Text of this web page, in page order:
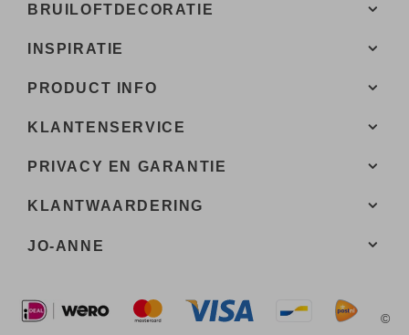
BRUILOFTDECORATIE
INSPIRATIE
PRODUCT INFO
KLANTENSERVICE
PRIVACY EN GARANTIE
KLANTWAARDERING
JO-ANNE
©